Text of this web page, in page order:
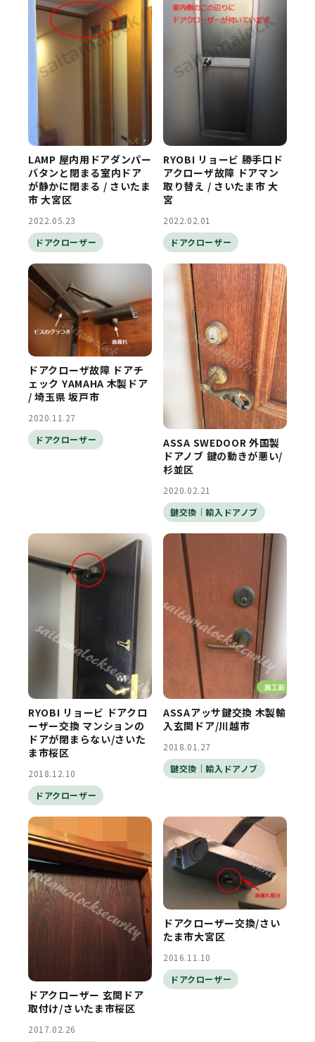
LAMP 屋内用ドアダンパー
バタンと閉まる室内ドア
が静かに閉まる / さいたま
市 大宮区
2022.05.23
ドアクローザー
RYOBI リョービ 勝手口ド
アクローザ故障 ドアマン
取り替え / さいたま市 大
宮
2022.02.01
ドアクローザー
ドアクローザ故障 ドアチ
ェック YAMAHA 木製ドア
/ 埼玉県 坂戸市
2020.11.27
ドアクローザー
ASSA SWEDOOR 外国製
ドアノブ 鍵の動きが悪い/
杉並区
2020.02.21
鍵交換｜輸入ドアノブ
RYOBI リョービ ドアクロ
ーザー交換 マンションの
ドアが閉まらない/さいた
ま市桜区
2018.12.10
ドアクローザー
ASSAアッサ鍵交換 木製輸
入玄関ドア/川越市
2018.01.27
鍵交換｜輸入ドアノブ
ドアクローザー 玄関ドア
取付け/さいたま市桜区
2017.02.26
ドアクローザー交換/さい
たま市大宮区
2016.11.10
ドアクローザー